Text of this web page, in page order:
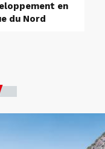
en
du Nord